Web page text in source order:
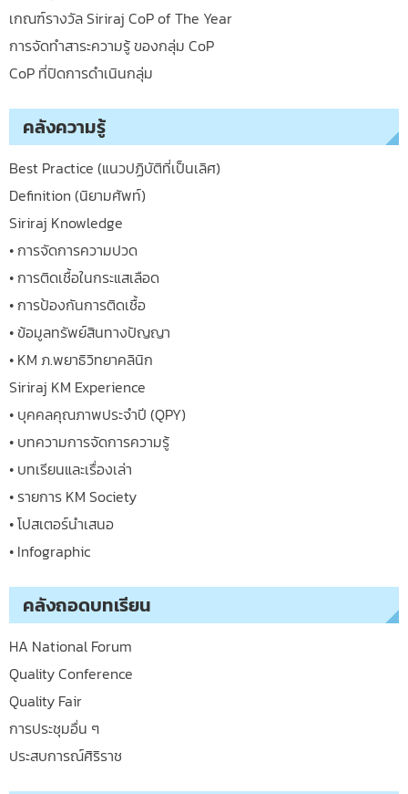
เกณฑ์รางวัล Siriraj CoP of The Year
การจัดทำสาระความรู้ ของกลุ่ม CoP
CoP ที่ปิดการดำเนินกลุ่ม
คลังความรู้
Best Practice (แนวปฏิบัติที่เป็นเลิศ)
Definition (นิยามศัพท์)
Siriraj Knowledge
• การจัดการความปวด
• การติดเชื้อในกระแสเลือด
• การป้องกันการติดเชื้อ
• ข้อมูลทรัพย์สินทางปัญญา
• KM ภ.พยาธิวิทยาคลินิก
Siriraj KM Experience
• บุคคลคุณภาพประจำปี (QPY)
• บทความการจัดการความรู้
• บทเรียนและเรื่องเล่า
• รายการ KM Society
• โปสเตอร์นำเสนอ
• Infographic
คลังถอดบทเรียน
HA National Forum
Quality Conference
Quality Fair
การประชุมอื่น ๆ
ประสบการณ์ศิริราช